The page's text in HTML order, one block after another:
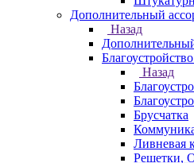
Дополнительный
Назад
Назад
Брусчатка
Ливневая
Решетки,